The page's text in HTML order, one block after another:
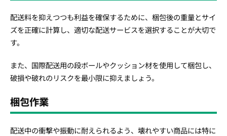
配送料を抑えつつも利益を確保するために、梱包後の重量とサイ
ズを正確に計算し、適切な配送サービスを選択することが大切で
す。
また、国際配送用の段ボールやクッション材を使用して梱包し、
破損や破れのリスクを最小限に抑えましょう。
梱包作業
配送中の衝撃や振動に耐えられるよう、壊れやすい商品には特に